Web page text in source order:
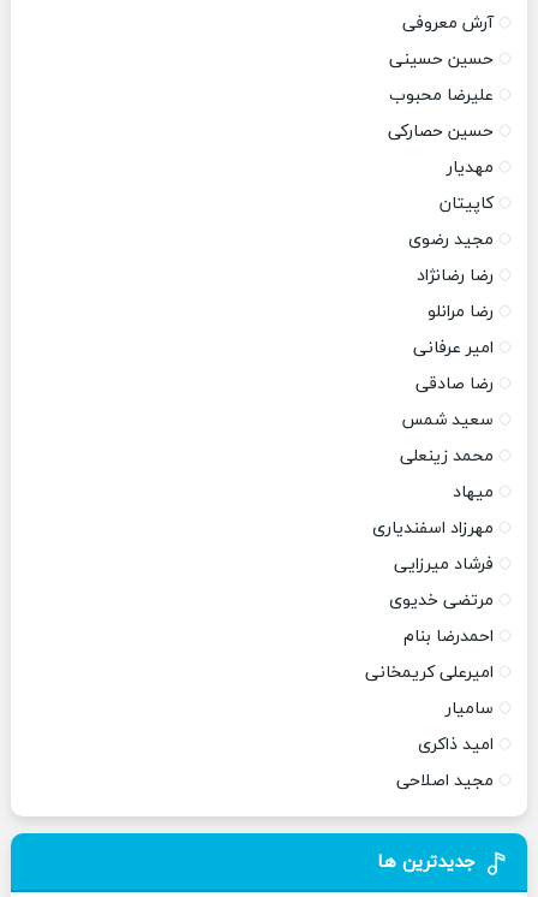
آرش معروفی
حسین حسینی
علیرضا محبوب
حسین حصارکی
مهدیار
کاپیتان
مجید رضوی
رضا رضانژاد
رضا مرانلو
امیر عرفانی
رضا صادقی
سعید شمس
محمد زینعلی
میهاد
مهرزاد اسفندیاری
فرشاد میرزایی
مرتضی خدیوی
احمدرضا بنام
امیرعلی کریمخانی
سامیار
امید ذاکری
مجید اصلاحی
جدیدترین ها